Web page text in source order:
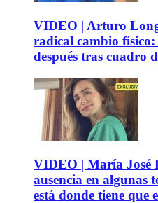
VIDEO | Arturo
radical cambio
después tras cuadro
VIDEO | María José
ausencia en algunas
está donde tiene que